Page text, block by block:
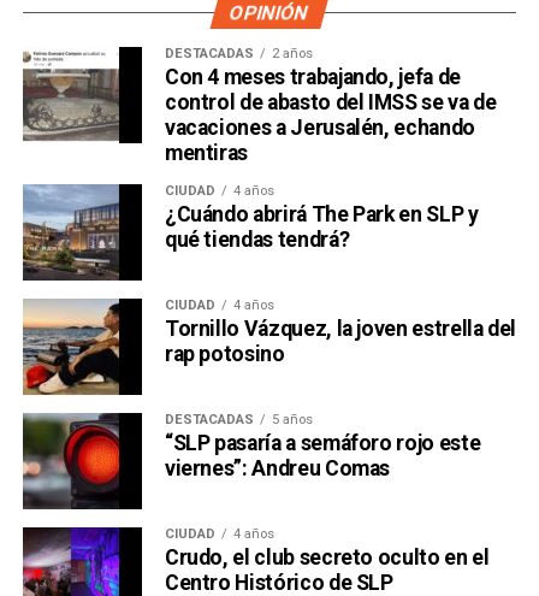
OPINIÓN
DESTACADAS 2 años
Con 4 meses trabajando, jefa de
control de abasto del IMSS se va de
vacaciones a Jerusalén, echando
mentiras
CIUDAD 4 años
¿Cuándo abrirá The Park en SLP y
qué tiendas tendrá?
CIUDAD 4 años
Tornillo Vázquez, la joven estrella del
rap potosino
DESTACADAS 5 años
“SLP pasaría a semáforo rojo este
viernes”: Andreu Comas
CIUDAD 4 años
Crudo, el club secreto oculto en el
Centro Histórico de SLP